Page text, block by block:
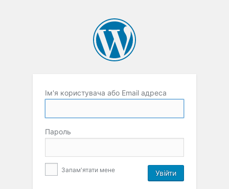
Ім'я користувача або Email адреса
Пароль
Запам'ятати мене